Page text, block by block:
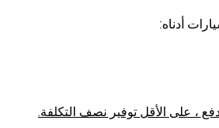
أدناه:
، على الأقل توفير نصف التكلفة.